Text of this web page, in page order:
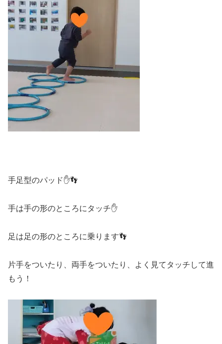
手足型のパッド✋👣
手は手の形のところにタッチ✋
足は足の形のところに乗ります👣
片手をついたり、両手をついたり、よく見てタッチして進
もう！